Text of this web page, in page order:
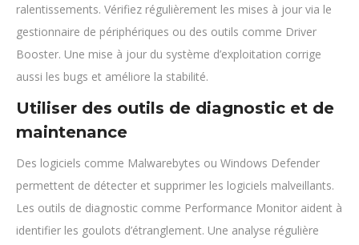
ralentissements. Vérifiez régulièrement les mises à jour via le
gestionnaire de périphériques ou des outils comme Driver
Booster. Une mise à jour du système d’exploitation corrige
aussi les bugs et améliore la stabilité.
Utiliser des outils de diagnostic et de
maintenance
Des logiciels comme Malwarebytes ou Windows Defender
permettent de détecter et supprimer les logiciels malveillants.
Les outils de diagnostic comme Performance Monitor aident à
identifier les goulots d’étranglement. Une analyse régulière